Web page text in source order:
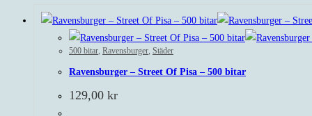
500 bitar, Ravensburger, Städer
Ravensburger – Street Of Pisa – 500 bitar
129,00 kr